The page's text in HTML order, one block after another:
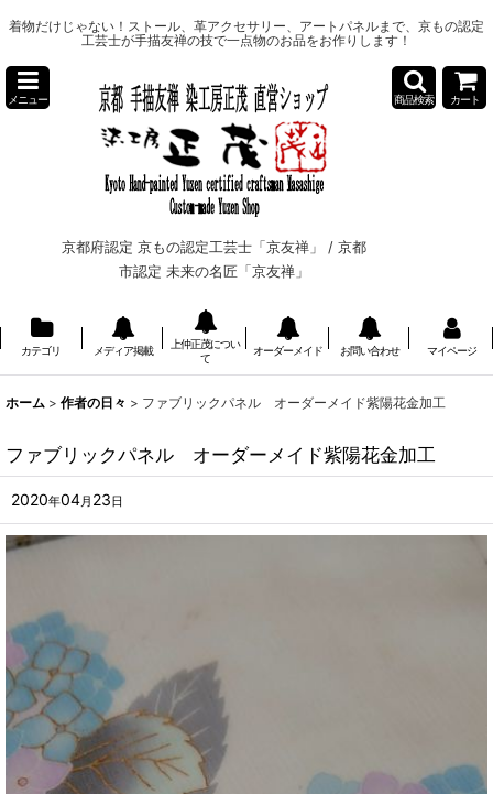
着物だけじゃない！ストール、革アクセサリー、アートパネルまで、京もの認定
工芸士が手描友禅の技で一点物のお品をお作りします！
メニュー
京都府認定 京もの認定工芸士「京友禅」 / 京都
市認定 未来の名匠「京友禅」
商品検索 カート
カテゴリ メディア掲載
上仲正茂につい
て
オーダーメイド お問い合わせ マイページ
ホーム > 作者の日々 > ファブリックパネル オーダーメイド紫陽花金加工
ファブリックパネル オーダーメイド紫陽花金加工
2020年04月 23日